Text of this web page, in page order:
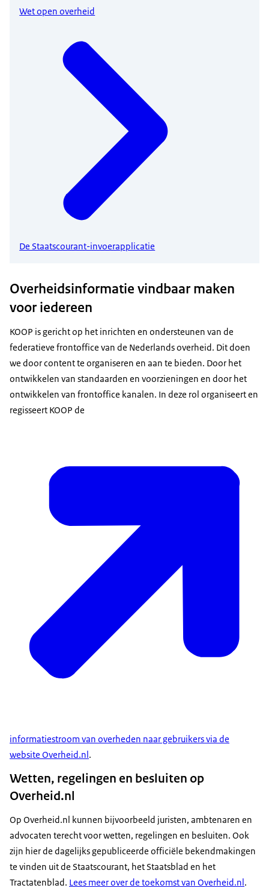
Wet open overheid
De Staatscourant-invoerapplicatie
Overheidsinformatie vindbaar maken
voor iedereen
KOOP is gericht op het inrichten en ondersteunen van de
federatieve frontoffice van de Nederlands overheid. Dit doen
we door content te organiseren en aan te bieden. Door het
ontwikkelen van standaarden en voorzieningen en door het
ontwikkelen van frontoffice kanalen. In deze rol organiseert en
regisseert KOOP de
informatiestroom van overheden naar gebruikers via de
website Overheid.nl.
Wetten, regelingen en besluiten op
Overheid.nl
Op Overheid.nl kunnen bijvoorbeeld juristen, ambtenaren en
advocaten terecht voor wetten, regelingen en besluiten. Ook
zijn hier de dagelijks gepubliceerde officiële bekendmakingen
te vinden uit de Staatscourant, het Staatsblad en het
Tractatenblad. Lees meer over de toekomst van Overheid.nl.